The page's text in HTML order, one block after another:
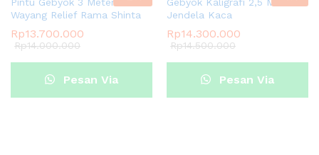
Pintu Gebyok 3 Meter Ukir
Wayang Relief Rama Shinta
Rp13.700.000
Rp14.000.000
Pesan Via
Gebyok Kaligrafi 2,5 Meter
Jendela Kaca
Rp14.300.000
Rp14.500.000
Pesan Via